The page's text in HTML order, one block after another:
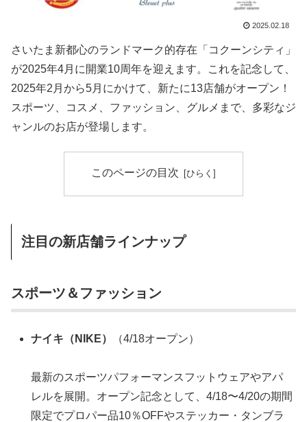
2025.02.18
さいたま新都心のランドマーク的存在「コクーンシティ」
が2025年4月に開業10周年を迎えます。これを記念して、
2025年2月から5月にかけて、新たに13店舗がオープン！
スポーツ、コスメ、ファッション、グルメまで、多彩なジ
ャンルのお店が登場します。
このページの目次
注目の新店舗ラインナップ
スポーツ＆ファッション
ナイキ（NIKE） （4/18オープン）
最新のスポーツパフォーマンスフットウェアやアパ
レルを展開。オープン記念として、4/18〜4/20の期間
限定でプロパー品10％OFFやステッカー・タンブラ